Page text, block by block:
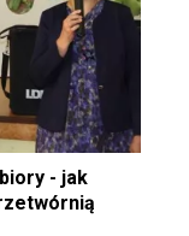
- jak